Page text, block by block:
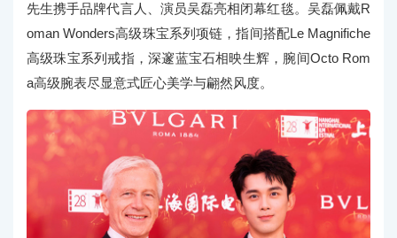
先生携手品牌代言人、演员吴磊亮相闭幕红毯。吴磊佩戴R
oman Wonders高级珠宝系列项链，指间搭配Le Magnifiche
高级珠宝系列戒指，深邃蓝宝石相映生辉，腕间Octo Rom
a高级腕表尽显意式匠心美学与翩然风度。